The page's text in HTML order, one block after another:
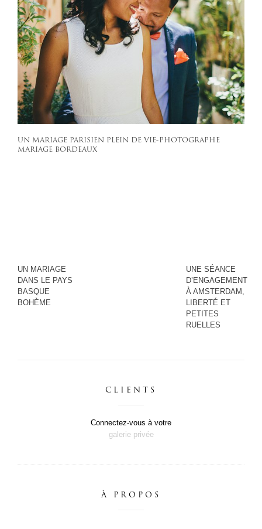
UN MARIAGE PARISIEN PLEIN DE VIE-PHOTOGRAPHE
MARIAGE BORDEAUX
UN MARIAGE
DANS LE PAYS
BASQUE
BOHÈME
UNE SÉANCE
D’ENGAGEMENT
À AMSTERDAM,
LIBERTÉ ET
PETITES
RUELLES
CLIENTS
Connectez-vous à votre
galerie privée
À PROPOS